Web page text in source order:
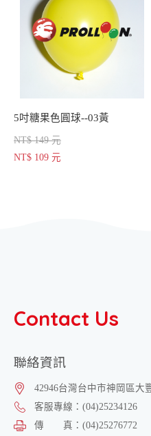
5吋糖果色圓球--03黃
NT$ 149 元
NT$ 109 元
Contact Us
聯絡資訊
42946台灣台中市神岡區大
客服專線： (04)25234126
傳 真： (04)25276772